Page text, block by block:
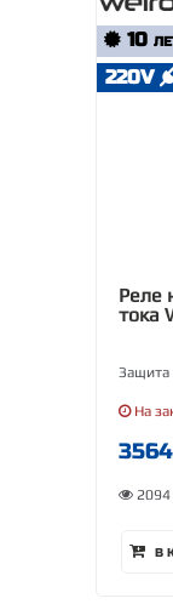
10
220V
Реле
тока
Защита
На
2094
В